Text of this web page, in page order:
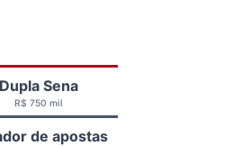
Dupla Sena
R$ 750 mil
de apostas